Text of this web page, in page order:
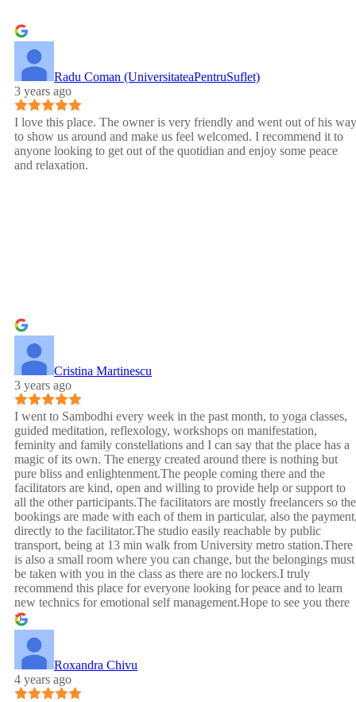
Radu Coman (UniversitateaPentruSuflet)
3 years ago
I love this place. The owner is very friendly and went out of his way
to show us around and make us feel welcomed. I recommend it to
anyone looking to get out of the quotidian and enjoy some peace
and relaxation.
Cristina Martinescu
3 years ago
I went to Sambodhi every week in the past month, to yoga classes,
guided meditation, reflexology, workshops on manifestation,
feminity and family constellations and I can say that the place has a
magic of its own. The energy created around there is nothing but
pure bliss and enlightenment.The people coming there and the
facilitators are kind, open and willing to provide help or support to
all the other participants.The facilitators are mostly freelancers so the
bookings are made with each of them in particular, also the
directly to the facilitator.The studio easily reachable by public
transport, being at 13 min walk from University metro station.There
is also a small room where you can change, but the belongings must
be taken with you in the class as there are no lockers.I truly
recommend this place for everyone looking for peace and to learn
new technics for emotional self management.Hope to see you there
:)
Roxandra Chivu
4 years ago